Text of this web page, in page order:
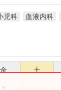
児科 血液内科
金 土